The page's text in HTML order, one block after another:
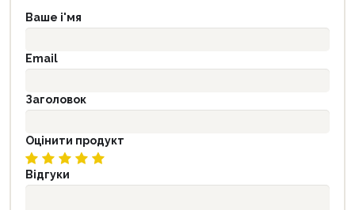
Ваше і'мя
Email
Заголовок
Оцінити продукт
Відгуки